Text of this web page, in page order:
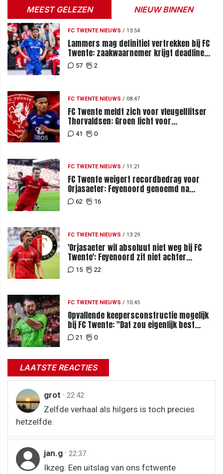
MEEST GELEZEN NIEUW BINNEN
FC TWENTE NIEUWS / 13:54
Lammers mag definitief vertrekken bij FC
Twente: zaakwaarnemer krijgt deadline
vanwege komst vervanger
57 2
FC TWENTE NIEUWS / 08:47
FC Twente meldt zich voor vleugelflitser
Thorvaldsen: Groen licht voor
miljoenenbod
41 0
FC TWENTE NIEUWS / 11:21
FC Twente weigert recordbedrag voor
Orjasaeter: Feyenoord genoemd na
megabod
62 16
FC TWENTE NIEUWS / 13:29
'Orjasaeter wil absoluut niet weg bij FC
Twente': Feyenoord zit niet achter
recordbod
15 22
FC TWENTE NIEUWS / 10:45
Opvallende keepersconstructie mogelijk
bij FC Twente: "Dat zou eigenlijk best
kunnen"
21 0
LAATSTE REACTIES
grot · 22:42
Zelfde verhaal als hilgers is toch precies
hetzelfde.
jan.g · 22:37
Ikzeg. Een uitslag van ons fctwente